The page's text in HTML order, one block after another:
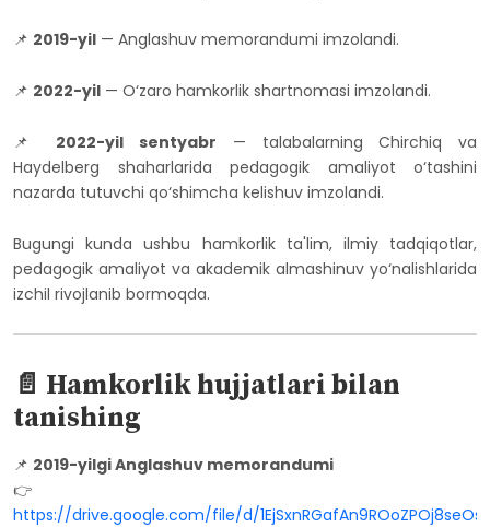
📌 2019-yil — Anglashuv memorandumi imzolandi.
📌 2022-yil — O‘zaro hamkorlik shartnomasi imzolandi.
📌 2022-yil sentyabr — talabalarning Chirchiq va
Haydelberg shaharlarida pedagogik amaliyot o‘tashini
nazarda tutuvchi qo‘shimcha kelishuv imzolandi.
Bugungi kunda ushbu hamkorlik ta'lim, ilmiy tadqiqotlar,
pedagogik amaliyot va akademik almashinuv yo‘nalishlarida
izchil rivojlanib bormoqda.
📄 Hamkorlik hujjatlari bilan
tanishing
📌 2019-yilgi Anglashuv memorandumi
👉
https://drive.google.com/file/d/